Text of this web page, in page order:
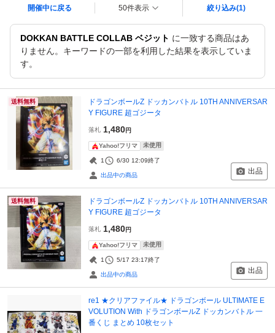
開催中に戻る 50件表示 絞り込み(1)
DOKKAN BATTLE COLLAB ベジット に一致する商品はあ
りません。キーワードの一部を利用した結果を表示していま
す。
送料無料
ドラゴンボールZ ドッカンバトル 10TH ANNIVERSAR
Y FIGURE 超ゴジータ
落札 1,480円
Yahoo!フリマ 未使用
1 6/30 12:09終了
出品中の商品 出品
送料無料
ドラゴンボールZ ドッカンバトル 10TH ANNIVERSAR
Y FIGURE 超ゴジータ
落札 1,480円
Yahoo!フリマ 未使用
1 5/17 23:17終了
出品中の商品 出品
re1 ★クリアファイル★ ドラゴンボール ULTIMATE E
VOLUTION With ドラゴンボールZ ドッカンバトル 一
番くじ まとめ 10枚セット